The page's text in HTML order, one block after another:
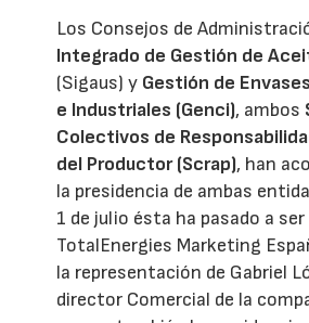
Los Consejos de
Integrado de Gestión de
(Sigaus) y Gestión de
e Industriales (Genci), ambos
Colectivos de
del Productor (Scrap), han
la presidencia de ambas
1 de julio ésta ha pasado a
TotalEnergies Marketing
la representación de Gabriel
director Comercial de la